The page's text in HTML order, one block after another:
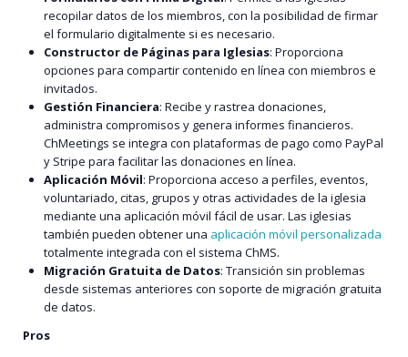
recopilar datos de los miembros, con la posibilidad de firmar
el formulario digitalmente si es necesario.
Constructor de Páginas para Iglesias: Proporciona
opciones para compartir contenido en línea con miembros e
invitados.
Gestión Financiera: Recibe y rastrea donaciones,
administra compromisos y genera informes financieros.
ChMeetings se integra con plataformas de pago como PayPal
y Stripe para facilitar las donaciones en línea.
Aplicación Móvil: Proporciona acceso a perfiles, eventos,
voluntariado, citas, grupos y otras actividades de la iglesia
mediante una aplicación móvil fácil de usar. Las iglesias
también pueden obtener una aplicación móvil personalizada
totalmente integrada con el sistema ChMS.
Migración Gratuita de Datos: Transición sin problemas
desde sistemas anteriores con soporte de migración gratuita
de datos.
Pros